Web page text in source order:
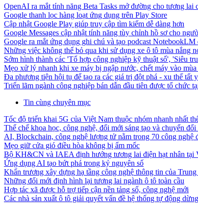
OpenAI ra mắt tính năng Beta Tasks mở đường cho tương lai
Google thanh lọc hàng loạt ứng dụng trên Play Store
Cập nhật Google Play giúp truy cập tìm kiếm dễ dàng hơn
Google Messages cập nhật tính năng tùy chỉnh hồ sơ cho
Google ra mắt ứng dụng ghi chú và tạo podcast NotebookLM
Những việc không thể bỏ qua khi sử dụng xe ô tô mùa nắng
Sớm hình thành các 'Tổ hợp công nghiệp kỹ thuật số', 'Siêu
Mẹo xử lý nhanh khi xe máy bị ngập nước, chết máy vào mùa
Đa phương tiện hội tụ để tạo ra các giá trị đột phá - xu thế tất
Triển lãm ngành công nghiệp bán dẫn đầu tiên được tổ chức
Tin cùng chuyên mục
Tốc độ triển khai 5G của Việt Nam thuộc nhóm nhanh nhất
Thể chế khoa học, công nghệ, đổi mới sáng tạo và chuyển
AI, Blockchain, công nghệ lượng tử nằm trong 70 công nghệ
Mẹo giữ cửa gió điều hòa không bị ẩm mốc
Bộ KH&CN và IAEA định hướng tương lai điện hạt nhân tại
Ứng dụng AI tạo bứt phá trong kỷ nguyên số
Khẩn trương xây dựng hạ tầng công nghệ thông tin của
Những đổi mới định hình lại tương lai ngành ô tô toàn cầu
Hợp tác xã được hỗ trợ tiếp cận nền tảng số, công nghệ mới
Các nhà sản xuất ô tô giải quyết vấn đề hệ thống tự động